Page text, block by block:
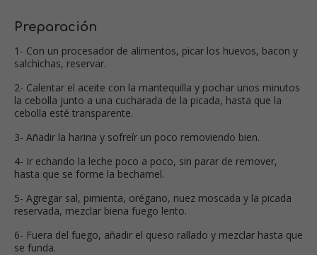
Preparación
1- Con un procesador de alimentos, picar los huevos, bacon y
salchichas, reservar.
2- Calentar el aceite con la mantequilla y pochar unos minutos
la cebolla junto a una cucharada de la picada, hasta que la
cebolla esté transparente.
3- Añadir la harina y sofreír un poco removiendo bien.
4- Ir echando la leche poco a poco, sin parar de remover,
hasta que se forme la bechamel.
5- Agregar sal, pimienta, orégano, nuez moscada y la picada
reservada, mezclar biena fuego lento.
6- Fuera del fuego, añadir el queso rallado y mezclar hasta que
se funda.